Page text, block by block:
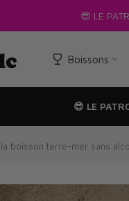
😎 LE
Boissons
😎 LE
la boisson terre-mer sans